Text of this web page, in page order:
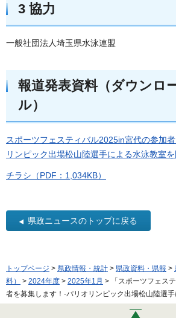
3 協力
一般社団法人埼玉県水泳連盟
報道発表資料（ダウンロ
ル）
スポーツフェスティバル2025in宮代の参加
リンピック出場松山陸選手による水泳教室を
チラシ（PDF：1,034KB）
県政ニュースのトップに戻る
トップページ > 県政情報・統計 > 県政資料・県報 >
料）
> 2024年度 > 2025年1月 > 「スポーツフェス
者を募集します！-パリオリンピック出場松山陸選